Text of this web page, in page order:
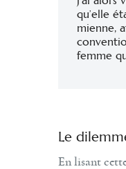
qu’elle
mienne,
femme
Le
En lisant